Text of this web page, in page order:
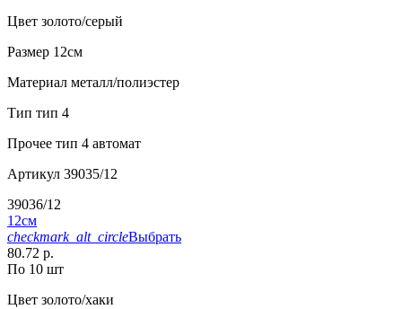
Цвет золото/серый
Размер 12см
Материал металл/полиэстер
Тип тип 4
Прочее тип 4 автомат
Артикул 39035/12
39036/12
12см
checkmark_alt_circleВыбрать
80.72 р.
По 10 шт
Цвет золото/хаки